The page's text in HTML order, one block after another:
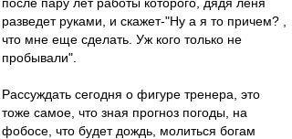
разведет руками, и скажет-"Ну а я то причем? ,
что мне еще сделать. Уж кого только не
пробывали".
Рассуждать сегодня о фигуре тренера, это
тоже самое, что зная прогноз погоды, на
фобосе, что будет дождь, молиться богам